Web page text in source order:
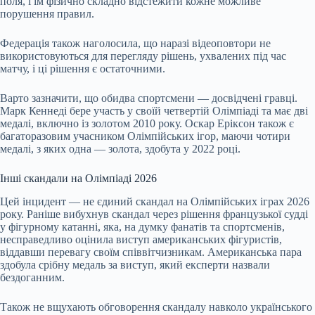
порушення правил.
Федерація також наголосила, що наразі відеоповтори не
використовуються для перегляду рішень, ухвалених під час
матчу, і ці рішення є остаточними.
Варто зазначити, що обидва спортсмени — досвідчені гравці.
Марк Кеннеді бере участь у своїй четвертій Олімпіаді та має дві
медалі, включно із золотом 2010 року. Оскар Еріксон також є
багаторазовим учасником Олімпійських ігор, маючи чотири
медалі, з яких одна — золота, здобута у 2022 році.
Інші скандали на Олімпіаді 2026
Цей інцидент — не єдиний скандал на Олімпійських іграх 2026
року. Раніше вибухнув скандал через рішення французької судді
у фігурному катанні, яка, на думку фанатів та спортсменів,
несправедливо оцінила виступ американських фігуристів,
віддавши перевагу своїм співвітчизникам. Американська пара
здобула срібну медаль за виступ, який експерти назвали
бездоганним.
Також не вщухають обговорення скандалу навколо українського